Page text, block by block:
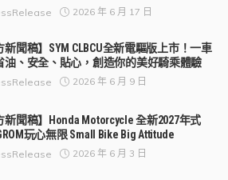
2026 年 6 月 17 日
新聞稿】SYM CLBCU全新電驅版上市！一車
油、安全、貼心，創造你的美好騎乘體驗
2026 年 6 月 9 日
新聞稿】Honda Motorcycle 全新2027年式
玩心無限 Small Bike Big Attitude
2026 年 6 月 3 日